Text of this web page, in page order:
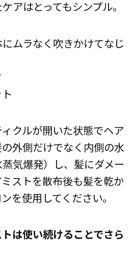
アはとってもシンプル。
ムラなく吹きかけてなじ
クルが開いた状態でヘア
外側だけでなく内側の水
気爆発）し、髪にダメー
ストを散布後も髪を乾か
を使用してください。
は使い続けることでさら